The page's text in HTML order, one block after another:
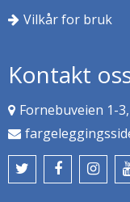
Vilkår for bruk
Kontakt
Fornebuveien 1-